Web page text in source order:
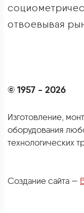
отвоевывая
© 1957 - 2026
Изготовление,
оборудования
технологических
Создание сайта —